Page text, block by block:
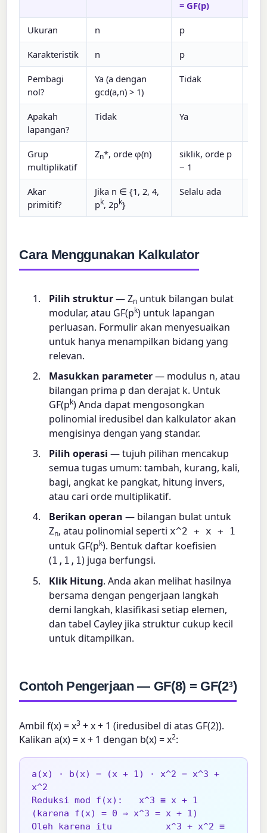
= GF(p)
Ukuran n p
Karakteristik n p
Pembagi
nol?
Ya (a dengan
gcd(a,n) > 1)
Tidak
Apakah
lapangan?
Tidak Ya
Grup
multiplikatif
Zn*, orde φ(n)
siklik, orde p
− 1
Akar
primitif?
Jika n ∈ {1, 2, 4,
pk, 2pk}
Selalu ada
Cara Menggunakan Kalkulator
Pilih struktur— Zn untuk bilangan bulat
modular, atau GF(pk) untuk lapangan
perluasan. Formulir akan menyesuaikan
untuk hanya menampilkan bidang yang
relevan.
Masukkan parameter— modulus n, atau
bilangan prima p dan derajat k. Untuk
GF(pk) Anda dapat mengosongkan
polinomial iredusibel dan kalkulator akan
mengisinya dengan yang standar.
Pilih operasi — tujuh pilihan mencakup
semua tugas umum: tambah, kurang, kali,
bagi, angkat ke pangkat, hitung invers,
atau cari orde multiplikatif.
Berikan operan — bilangan bulat untuk
Zn, atau polinomial sepertix^2 + x + 1
untuk GF(pk). Bentuk daftar koefisien
(1,1,1) juga berfungsi.
Klik Hitung. Anda akan melihat hasilnya
bersama dengan pengerjaan langkah
demi langkah, klasifikasi setiap elemen,
dan tabel Cayley jika struktur cukup kecil
untuk ditampilkan.
Contoh Pengerjaan — GF(8) = GF(23)
Ambil f(x) = x3 + x + 1 (iredusibel di atas GF(2)).
Kalikan a(x) = x + 1 dengan b(x) = x2:
a(x) · b(x) = (x + 1) · x^2 = x^3 +
x^2
Reduksi mod f(x):   x^3 ≡ x + 1
(karena f(x) = 0 ⇒ x^3 = x + 1)
Oleh karena itu          x^3 + x^2 ≡